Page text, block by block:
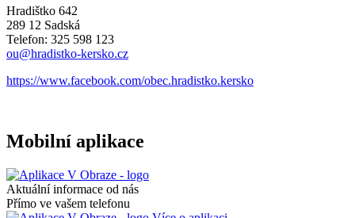
Hradištko 642
289 12 Sadská
Telefon: 325 598 123
ou@hradistko-kersko.cz
https://www.facebook.com/obec.hradistko.kersko
Mobilní aplikace
Aktuální informace od nás
Přímo ve vašem telefonu